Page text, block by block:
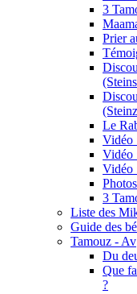
3
Prier
Le
Vidéo
Vidéo
Vidéo
3
Liste des
Guide des
Tamouz - Av
Du
Que
?